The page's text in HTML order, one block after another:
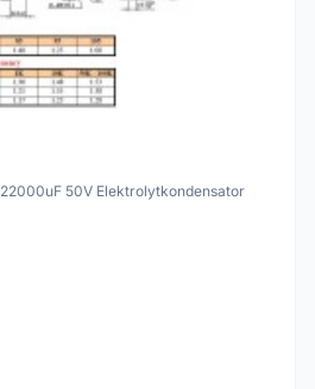
50V Elektrolytkondensator